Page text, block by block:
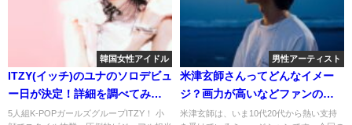
韓国女性アイドル
ITZY(イッチ)のユナのソロデビュ
ー日が決定！詳細を調べてみ
た！
5人組K-POPガールズグループITZY！ 小
男性アーティスト
米津玄師さんってどんなイメー
ジ？画力が高いなどファンのイ
メージを集めてみた！
米津玄師は、いま10代20代から熱い支持